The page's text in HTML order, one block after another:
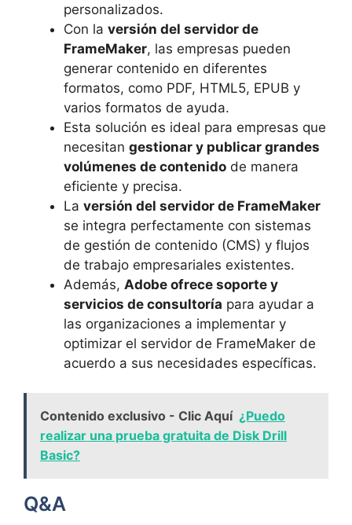
personalizados.
Con la versión del servidor de
FrameMaker, las empresas pueden
generar contenido en diferentes
formatos, como PDF, HTML5, EPUB y
varios formatos de ayuda.
Esta solución es ideal para empresas que
necesitan gestionar y publicar grandes
volúmenes de contenido de manera
eficiente y precisa.
La versión del servidor de FrameMaker
se integra perfectamente con sistemas
de gestión de contenido (CMS) y flujos
de trabajo empresariales existentes.
Además, Adobe ofrece soporte y
servicios de consultoría para ayudar a
las organizaciones a implementar y
optimizar el servidor de FrameMaker de
acuerdo a sus necesidades específicas.
Contenido exclusivo - Clic Aquí ¿Puedo
realizar una prueba gratuita de Disk Drill
Basic?
Q&A